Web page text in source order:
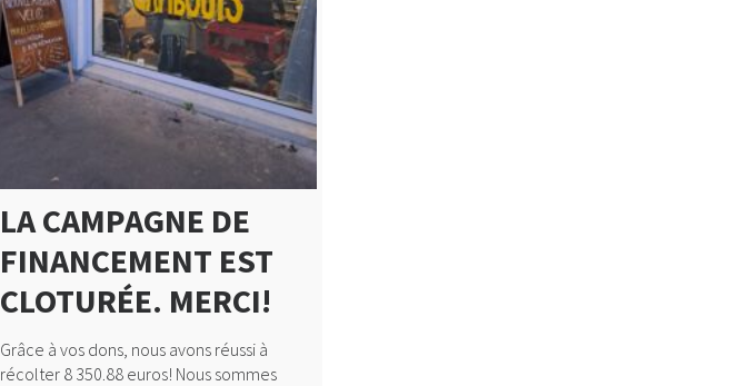
LA CAMPAGNE DE
FINANCEMENT EST
CLOTURÉE. MERCI!
Grâce à vos dons, nous avons réussi à
récolter 8 350.88 euros! Nous sommes